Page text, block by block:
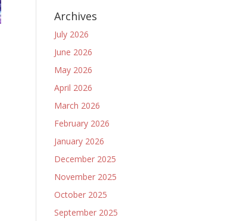
Archives
July 2026
June 2026
May 2026
April 2026
March 2026
February 2026
January 2026
December 2025
November 2025
October 2025
September 2025